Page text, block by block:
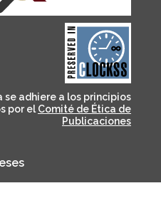
CLOCKSS is a dak archive
that ensures the long-
term survival of web-
based scholary
publications, governed by
and for its stakeholders.
se adhiere a los principios
por el Comité de Ética de
Publicaciones